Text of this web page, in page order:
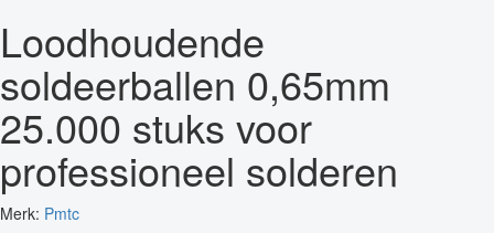
Loodhoudende
soldeerballen 0,65mm
25.000 stuks voor
professioneel solderen
Merk: Pmtc